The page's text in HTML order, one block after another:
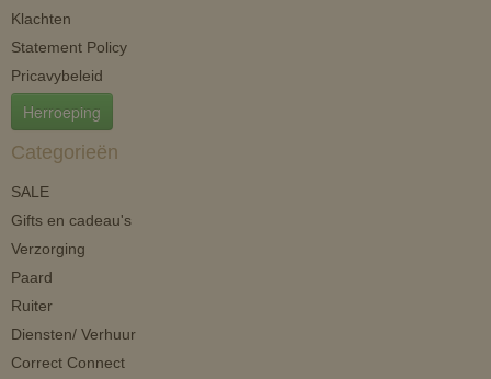
Klachten
Statement Policy
Pricavybeleid
Herroeping
Categorieën
SALE
Gifts en cadeau's
Verzorging
Paard
Ruiter
Diensten/ Verhuur
Correct Connect